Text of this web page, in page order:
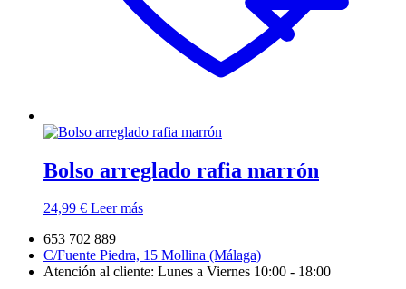
Bolso arreglado rafia marrón
24,99 € Leer más
653 702 889
C/Fuente Piedra, 15 Mollina (Málaga)
Atención al cliente: Lunes a Viernes 10:00 - 18:00